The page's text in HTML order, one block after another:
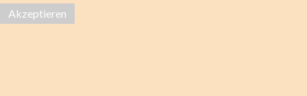
Akzeptieren